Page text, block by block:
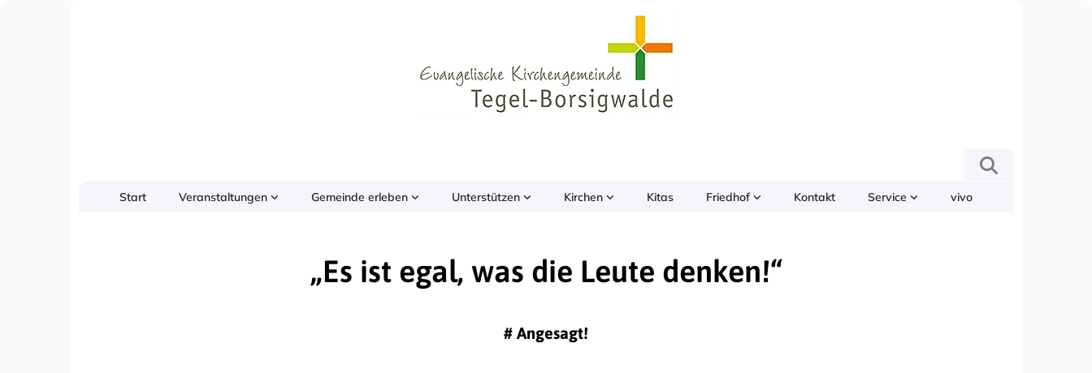
Start Veranstaltungen Gemeinde erleben Unterstützen Kirchen Kitas Friedhof Kontakt Service vivo
„Es ist egal, was die Leute denken!“
# Angesagt!